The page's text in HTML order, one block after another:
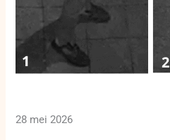
28 mei 2026